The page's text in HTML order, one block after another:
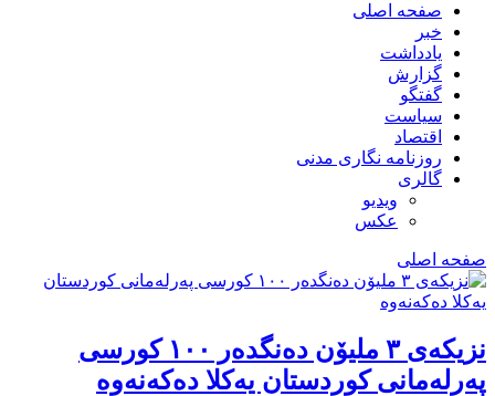
صفحه اصلی
خبر
یادداشت
گزارش
گفتگو
سیاست
اقتصاد
روزنامه نگاری مدنی
گالری
ویدیو
عکس
صفحه اصلی
نزیکەی ۳ ملیۆن دەنگدەر ۱۰۰ کورسی
پەرلەمانی کوردستان یەکلا دەکەنەوە